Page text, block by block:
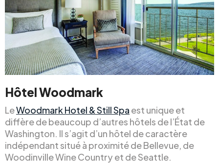
Hôtel Woodmark
LeWoodmark Hotel & Still Spa est unique et
diffère de beaucoup d’autres hôtels de l’État de
Washington. Il s’agit d’un hôtel de caractère
indépendant situé à proximité de Bellevue, de
Woodinville Wine Country et de Seattle.